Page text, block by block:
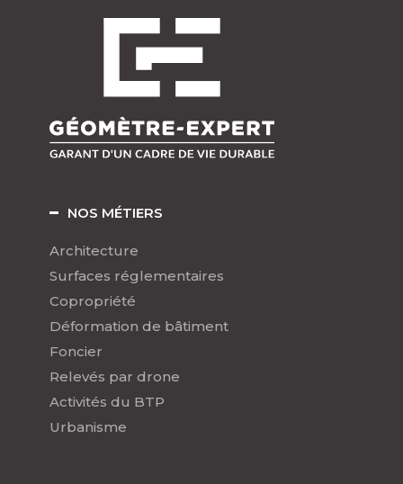
NOS MÉTIERS
Architecture
Surfaces réglementaires
Copropriété
Déformation de bâtiment
Foncier
Relevés par drone
Activités du BTP
Urbanisme